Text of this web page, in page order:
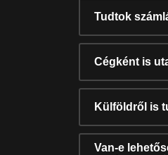
Tudtok
Cégként is
Külföldről is
Van-e